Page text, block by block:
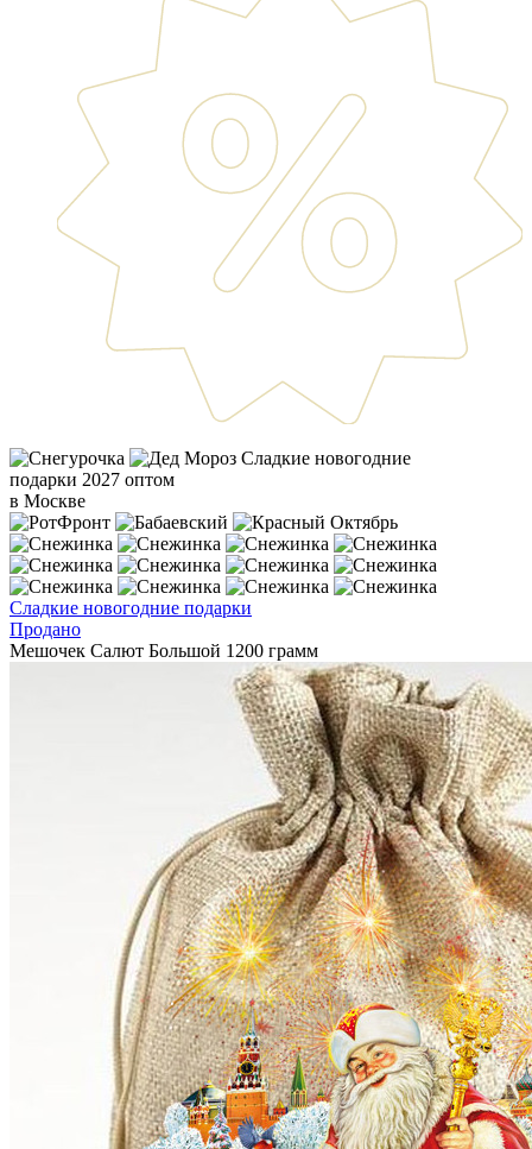
Сладкие новогодние
подарки 2027 оптом
в Москве
Сладкие новогодние подарки
Продано
Мешочек Салют Большой 1200 грамм